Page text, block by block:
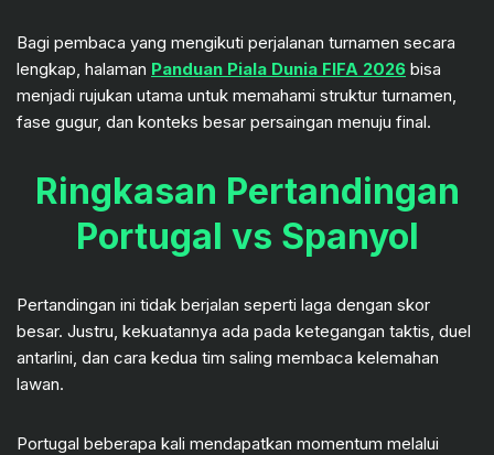
Bagi pembaca yang mengikuti perjalanan turnamen secara
lengkap, halaman Panduan Piala Dunia FIFA 2026 bisa
menjadi rujukan utama untuk memahami struktur turnamen,
fase gugur, dan konteks besar persaingan menuju final.
Ringkasan Pertandingan
Portugal vs Spanyol
Pertandingan ini tidak berjalan seperti laga dengan skor
besar. Justru, kekuatannya ada pada ketegangan taktis, duel
antarlini, dan cara kedua tim saling membaca kelemahan
lawan.
Portugal beberapa kali mendapatkan momentum melalui